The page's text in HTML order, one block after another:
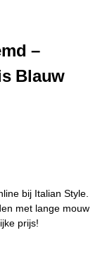
–
Blauw
bij Italian Style.
met lange mouw
prijs!